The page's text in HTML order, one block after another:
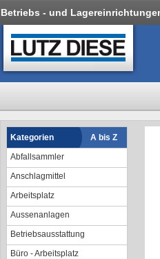
Betriebs - und
Kategorien
A bis Z
Abfallsammler
Anschlagmittel
Arbeitsplatz
Aussenanlagen
Betriebsausstattung
Büro - Arbeitsplatz